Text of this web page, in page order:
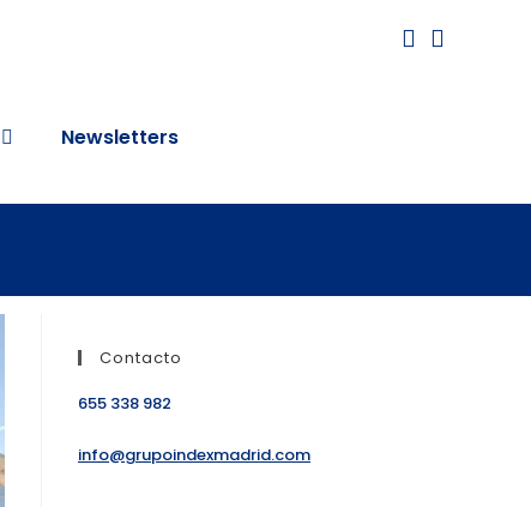
Newsletters
Contacto
655 338 982
info@grupoindexmadrid.com